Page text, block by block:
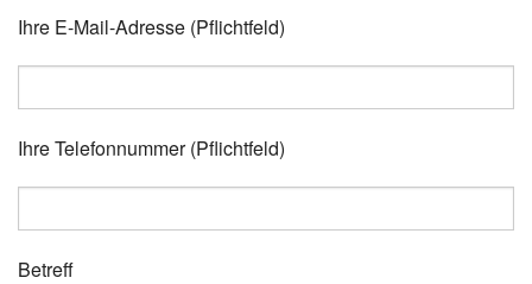
Bitte lasse dieses Feld leer.
Ihre E-Mail-Adresse (Pflichtfeld)
Ihre Telefonnummer (Pflichtfeld)
Betreff